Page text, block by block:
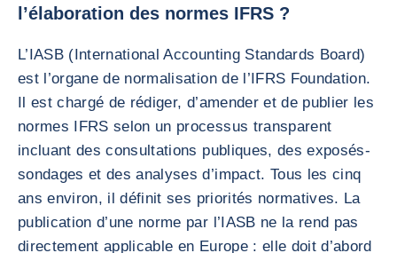
l’élaboration des normes IFRS ?
L’IASB (International Accounting Standards Board)
est l’organe de normalisation de l’IFRS Foundation.
Il est chargé de rédiger, d’amender et de publier les
normes IFRS selon un processus transparent
incluant des consultations publiques, des exposés-
sondages et des analyses d’impact. Tous les cinq
ans environ, il définit ses priorités normatives. La
publication d’une norme par l’IASB ne la rend pas
directement applicable en Europe : elle doit d’abord